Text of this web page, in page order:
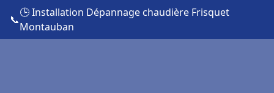
📞
🕒 Installation Dépannage chaudière Frisquet
Montauban